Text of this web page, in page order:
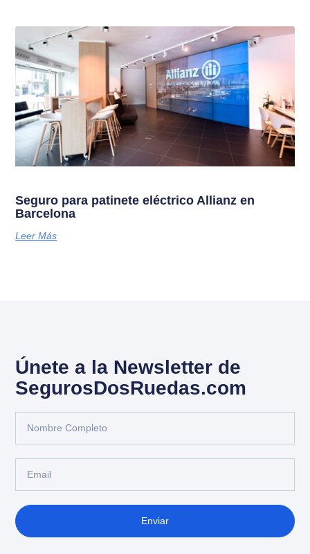
Seguro para patinete eléctrico Allianz en
Barcelona
Leer Más
Únete a la Newsletter de
SegurosDosRuedas.com
Enviar